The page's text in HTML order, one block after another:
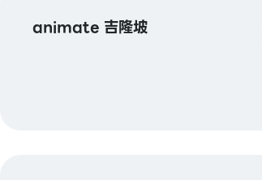
animate 吉隆坡